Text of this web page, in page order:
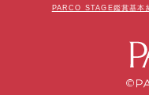
PARCO STAGE鑑賞基本